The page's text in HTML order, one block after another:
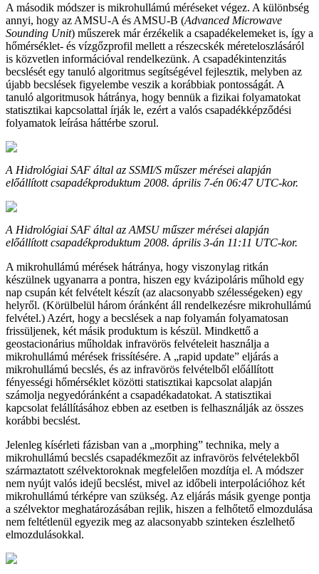
A második módszer is mikrohullámú méréseket végez. A különbség
annyi, hogy az AMSU-A és AMSU-B (Advanced Microwave
Sounding Unit) műszerek már érzékelik a csapadékelemeket is, így a
hőmérséklet- és vízgőzprofil mellett a részecskék méreteloszlásáról
is közvetlen információval rendelkezünk. A csapadékintenzitás
becslését egy tanuló algoritmus segítségével fejlesztik, melyben az
újabb becslések figyelembe veszik a korábbiak pontosságát. A
tanuló algoritmusok hátránya, hogy bennük a fizikai folyamatokat
statisztikai kapcsolattal írják le, ezért a valós csapadékképződési
folyamatok leírása háttérbe szorul.
A Hidrológiai SAF által az SSMI/S műszer mérései alapján
előállított csapadékproduktum 2008. április 7-én 06:47 UTC-kor.
A Hidrológiai SAF által az AMSU műszer mérései alapján
előállított csapadékproduktum 2008. április 3-án 11:11 UTC-kor.
A mikrohullámú mérések hátránya, hogy viszonylag ritkán
készülnek ugyanarra a pontra, hiszen egy kvázipoláris műhold egy
nap csupán két felvételt készít (az alacsonyabb szélességeken) egy
helyről. (Körülbelül három óránként áll rendelkezésre mikrohullámú
felvétel.) Azért, hogy a becslések a nap folyamán folyamatosan
frissüljenek, két másik produktum is készül. Mindkettő a
geostacionárius műholdak infravörös felvételeit használja a
mikrohullámú mérések frissítésére. A „rapid update” eljárás a
mikrohullámú becslés, és az infravörös felvételből előállított
fényességi hőmérséklet közötti statisztikai kapcsolat alapján
számolja negyedóránként a csapadékadatokat. A statisztikai
kapcsolat felállításához ebben az esetben is felhasználják az összes
korábbi becslést.
Jelenleg kísérleti fázisban van a „morphing” technika, mely a
mikrohullámú becslés csapadékmezőit az infravörös felvételekből
származtatott szélvektoroknak megfelelően mozdítja el. A módszer
nem nyújt valós idejű becslést, mivel az időbeli interpolációhoz két
mikrohullámú térképre van szükség. Az eljárás másik gyenge pontja
a szélvektor meghatározásában rejlik, hiszen a felhőtető elmozdulása
nem feltétlenül egyezik meg az alacsonyabb szinteken észlelhető
elmozdulásokkal.